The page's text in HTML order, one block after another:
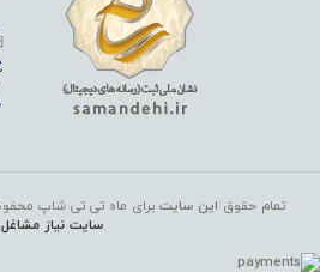
تمام حقوق این سایتبرای ماه تی تی شاپ
سایت نیاز مشاغل